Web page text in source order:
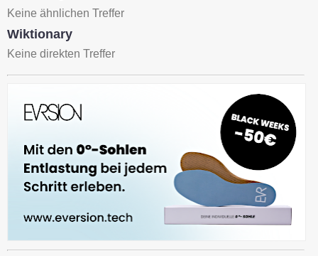
Keine ähnlichen Treffer
Wiktionary
Keine direkten Treffer